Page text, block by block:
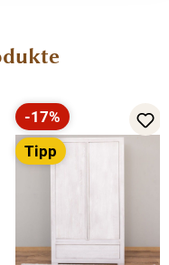
klassischen
Regalböden und
sodass Sie Kleidung,
optimal
Rabatt
-17%
Tipp